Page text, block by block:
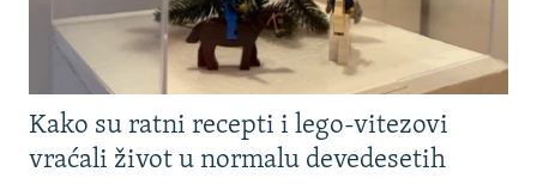
Kako su ratni recepti i lego-vitezovi
vraćali život u normalu devedesetih